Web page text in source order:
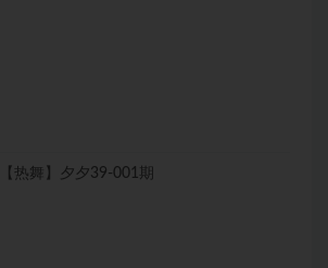
【热舞】夕夕39-001期